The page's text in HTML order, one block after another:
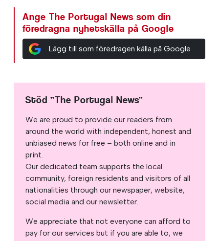
Ange The Portugal News som din
föredragna nyhetskälla på Google
Lägg till som föredragen källa på Google
Stöd ”The Portugal News”
We are proud to provide our readers from
around the world with independent, honest and
unbiased news for free – both online and in
print.
Our dedicated team supports the local
community, foreign residents and visitors of all
nationalities through our newspaper, website,
social media and our newsletter.
We appreciate that not everyone can afford to
pay for our services but if you are able to, we